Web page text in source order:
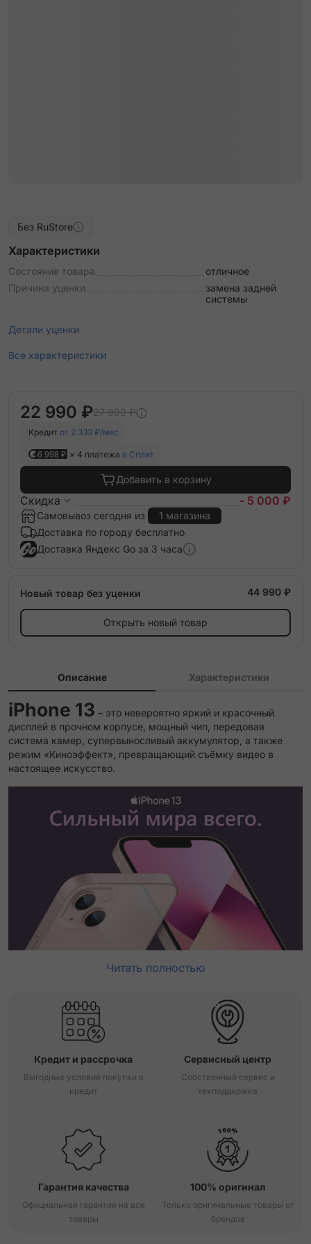
Без RuStore
Характеристики
Состояние товара
отличное
Причина уценки
замена задней
системы
Детали уценки
Все характеристики
22 990 ₽27 990 ₽
Кредит от 2 333 ₽/мес
6 998 ₽ × 4 платежа в Сплит
Добавить в корзину
Скидка - 5 000 ₽
Самовывоз сегодня из
1 магазина
Доставка по городу бесплатно
Доставка Яндекс Go за 3 часа
Новый товар без уценки 44 990 ₽
Открыть новый товар
Описание Характеристики
iPhone 13 – это невероятно яркий и красочный
дисплей в прочном корпусе, мощный чип, передовая
система камер, супервыносливый аккумулятор, а также
режим «Киноэффект», превращающий съёмку видео в
настоящее искусство.
Читать полностью
Кредит и рассрочка
Выгодные условия покупки в
кредит
Сервисный центр
Собственный сервис и
техподдержка
Гарантия качества
Официальная гарантия на все
товары
100% оригинал
Только оригинальные товары от
брендов